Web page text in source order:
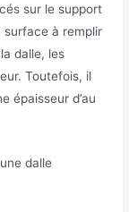
sur le support
surface à remplir
dalle, les
Toutefois, il
épaisseur d’au